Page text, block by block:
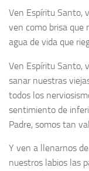
Ven Espíritu Santo,
ven como brisa que
agua de vida que
Ven Espíritu Santo,
sanar nuestras
todos los
sentimiento de
Padre, somos tan
Y ven a llenarnos
nuestros labios las